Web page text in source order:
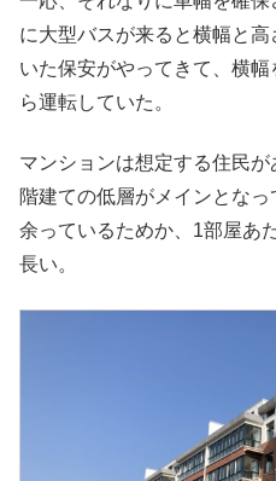
に大型バスが来ると横幅と
いた保安がやってきて、横
ら運転していた。
マンションは想定する住民
階建ての低層がメインとな
余っているためか、1部屋あ
長い。